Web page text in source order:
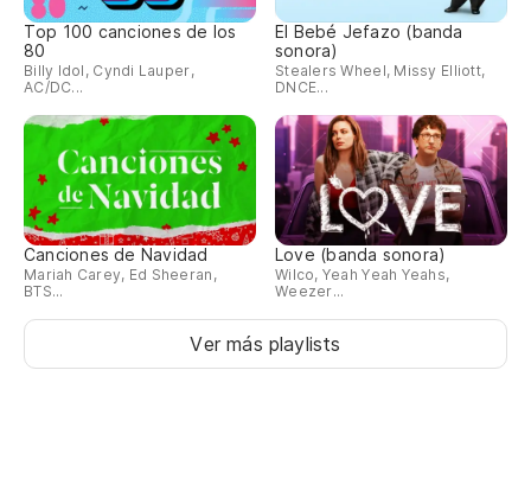
Top 100 canciones de los
80
Billy Idol, Cyndi Lauper,
AC/DC...
El Bebé Jefazo (banda
sonora)
Stealers Wheel, Missy Elliott,
DNCE...
Canciones de Navidad
Mariah Carey, Ed Sheeran,
BTS...
Love (banda sonora)
Wilco, Yeah Yeah Yeahs,
Weezer...
Ver más playlists